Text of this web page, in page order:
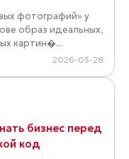
фотографий» у
образ идеальных,
картин�...
2026-05-28
бизнес перед
код